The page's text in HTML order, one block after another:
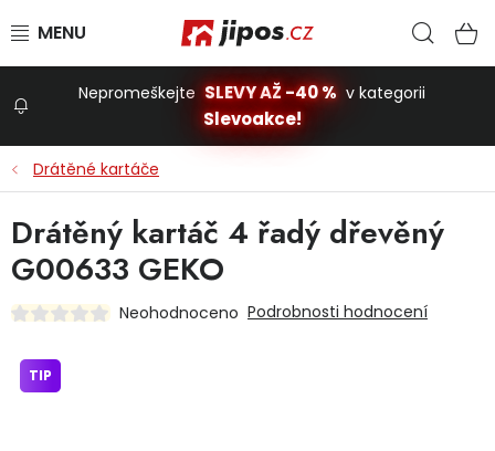
Stavba a dům
Nepromeškejte SLEVY AŽ -40 % v kategorii
Slevoakce!
Drátěné kartáče
Drátěný kartáč 4 řadý dřevěný
G00633 GEKO
Neohodnoceno Podrobnosti hodnocení
TIP